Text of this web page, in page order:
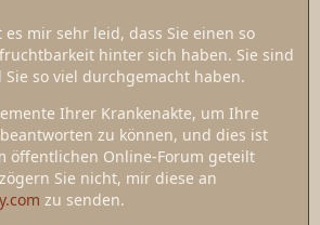
mir sehr leid, dass Sie einen so
hinter sich haben. Sie sind
so viel durchgemacht haben.
Ihrer Krankenakte, um Ihre
zu können, und dies ist
öffentlichen Online-Forum geteilt
Sie nicht, mir diese an
zu senden.